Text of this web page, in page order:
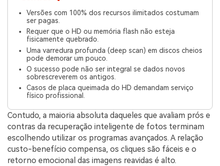
Versões com 100% dos recursos ilimitados costumam
ser pagas.
Requer que o HD ou memória flash não esteja
fisicamente quebrado.
Uma varredura profunda (deep scan) em discos cheios
pode demorar um pouco.
O sucesso pode não ser integral se dados novos
sobrescreverem os antigos.
Casos de placa queimada do HD demandam serviço
físico profissional.
Contudo, a maioria absoluta daqueles que avaliam prós e
contras da recuperação inteligente de fotos terminam
escolhendo utilizar os programas avançados. A relação
custo-benefício compensa, os cliques são fáceis e o
retorno emocional das imagens reavidas é alto.